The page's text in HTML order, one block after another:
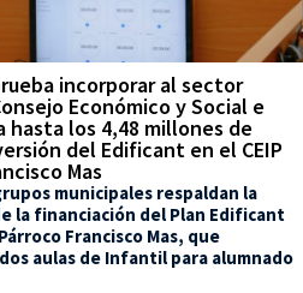
incorporar al sector
Económico y Social e
hasta los 4,48 millones de
del Edificant en el CEIP
Mas
municipales respaldan la
la financiación del Plan Edificant
Francisco Mas, que
aulas de Infantil para alumnado